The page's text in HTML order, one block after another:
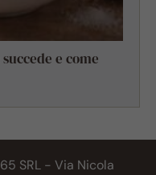
e come
SRL - Via Nicola